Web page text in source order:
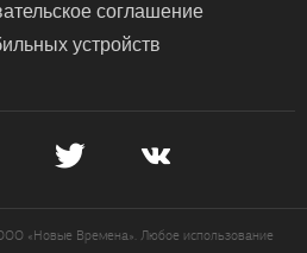
соглашение
устройств
«Новые Времена». Любое использование